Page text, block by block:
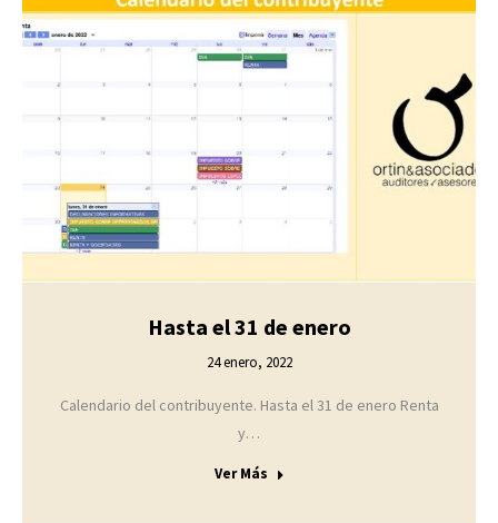
Hasta el 31 de enero
24 enero, 2022
Calendario del contribuyente. Hasta el 31 de enero Renta
y…
Ver Más